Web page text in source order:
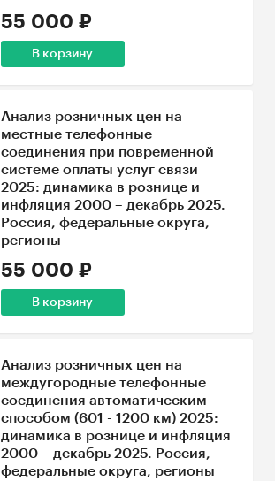
55 000 ₽
В корзину
Анализ розничных цен на
местные телефонные
соединения при повременной
системе оплаты услуг связи
2025: динамика в рознице и
инфляция 2000 – декабрь 2025.
Россия, федеральные округа,
регионы
55 000 ₽
В корзину
Анализ розничных цен на
междугородные телефонные
соединения автоматическим
способом (601 - 1200 км) 2025:
динамика в рознице и инфляция
2000 – декабрь 2025. Россия,
федеральные округа, регионы